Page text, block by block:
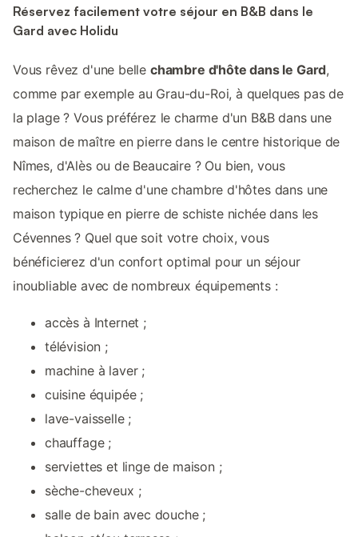
Réservez facilement votre séjour en B&B dans le
Gard avec Holidu
Vous rêvez d'une belle chambre d'hôte dans le Gard,
comme par exemple au Grau-du-Roi, à quelques pas de
la plage ? Vous préférez le charme d'un B&B dans une
maison de maître en pierre dans le centre historique de
Nîmes, d'Alès ou de Beaucaire ? Ou bien, vous
recherchez le calme d'une chambre d'hôtes dans une
maison typique en pierre de schiste nichée dans les
Cévennes ? Quel que soit votre choix, vous
bénéficierez d'un confort optimal pour un séjour
inoubliable avec de nombreux équipements :
accès à Internet ;
télévision ;
machine à laver ;
cuisine équipée ;
lave-vaisselle ;
chauffage ;
serviettes et linge de maison ;
sèche-cheveux ;
salle de bain avec douche ;